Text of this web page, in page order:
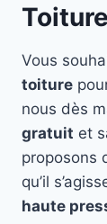
Vous
toiture
nous dès
gratuit et
proposons
qu’il
haute